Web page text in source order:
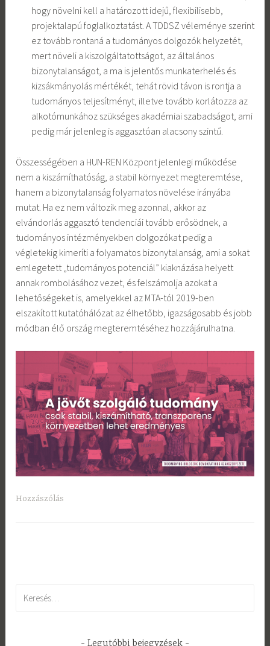
hogy növelni kell a határozott idejű, flexibilisebb,
projektalapú foglalkoztatást. A TDDSZ véleménye szerint
ez tovább rontaná a tudományos dolgozók helyzetét,
mert növeli a kiszolgáltatottságot, az általános
bizonytalanságot, a ma is jelentős munkaterhelés és
kizsákmányolás mértékét, tehát rövid távon is rontja a
tudományos teljesítményt, illetve tovább korlátozza az
alkotómunkához szükséges akadémiai szabadságot, ami
pedig már jelenleg is aggasztóan alacsony szintű.
Összességében a HUN-REN Központ jelenlegi működése
nem a kiszámíthatóság, a stabil környezet megteremtése,
hanem a bizonytalanság folyamatos növelése irányába
mutat. Ha ez nem változik meg azonnal, akkor az
elvándorlás aggasztó tendenciái tovább erősödnek, a
tudományos intézményekben dolgozókat pedig a
végletekig kimeríti a folyamatos bizonytalanság, ami a sokat
emlegetett „tudományos potenciál” kiaknázása helyett
annak rombolásához vezet, és felszámolja azokat a
lehetőségeket is, amelyekkel az MTA-tól 2019-ben
elszakított kutatóhálózat az élhetőbb, igazságosabb és jobb
módban élő ország megteremtéséhez hozzájárulhatna.
Hozzászólás
Keresés:
Legutóbbi bejegyzések